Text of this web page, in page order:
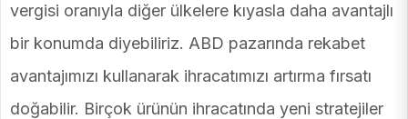
vergisi oranıyla diğer ülkelere kıyasla daha avantajlı
bir konumda diyebiliriz. ABD pazarında rekabet
avantajımızı kullanarak ihracatımızı artırma fırsatı
doğabilir. Birçok ürünün ihracatında yeni stratejiler